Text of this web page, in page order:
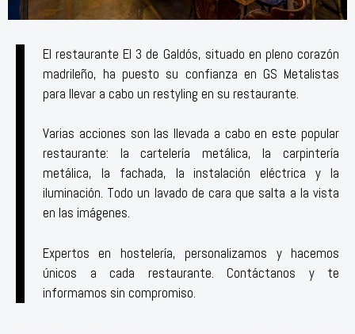
El restaurante El 3 de Galdós, situado en pleno corazón
madrileño, ha puesto su confianza en GS Metalistas
para llevar a cabo un restyling en su restaurante.
Varias acciones son las llevada a cabo en este popular
restaurante: la cartelería metálica, la carpintería
metálica, la fachada, la instalación eléctrica y la
iluminación. Todo un lavado de cara que salta a la vista
en las imágenes.
Expertos en hostelería, personalizamos y hacemos
únicos a cada restaurante. Contáctanos y te
informamos sin compromiso.